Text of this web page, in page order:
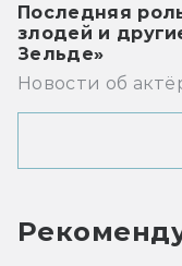
Последняя
злодей и
Зельде»
Новости об